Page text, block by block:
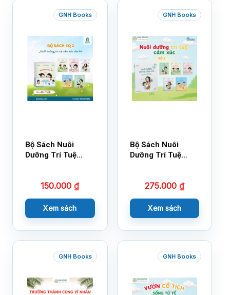
GNH Books
Bộ Sách Nuôi
Dưỡng Trí Tuệ
150.000₫
Xem sách
GNH Books
Bộ Sách Nuôi
Dưỡng Trí Tuệ
275.000 ₫
Xem sách
GNH Books GNH Books